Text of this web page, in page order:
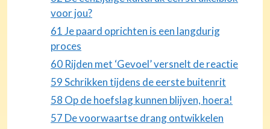
voor jou?
61 Je paard oprichten is een langdurig
proces
60 Rijden met ‘Gevoel’ versnelt de reactie
59 Schrikken tijdens de eerste buitenrit
58 Op de hoefslag kunnen blijven, hoera!
57 De voorwaartse drang ontwikkelen